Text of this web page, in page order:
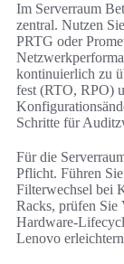
Im Serverraum
zentral. Nutzen
PRTG oder
kontinuierlich zu
fest (RTO, RPO)
Schritte für
Für die
Pflicht. Führen
Filterwechsel bei
Racks, prüfen Sie
Hardware-
Lenovo